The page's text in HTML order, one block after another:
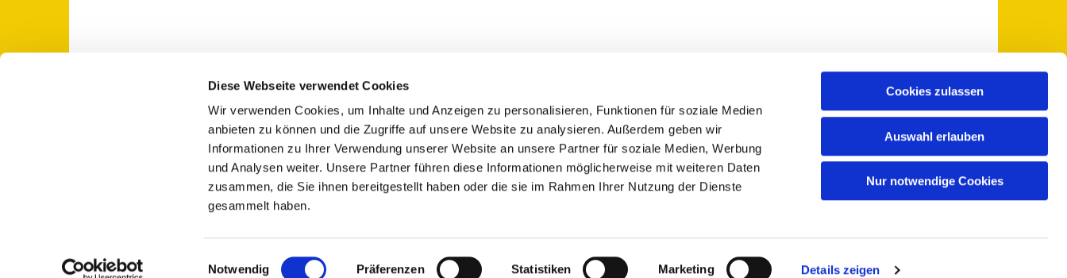
Diese Webseite verwendet Cookies
Wir verwenden Cookies, um Inhalte und Anzeigen zu personalisieren, Funktionen für soziale Medien
anbieten zu können und die Zugriffe auf unsere Website zu analysieren. Außerdem geben wir
Informationen zu Ihrer Verwendung unserer Website an unsere Partner für soziale Medien, Werbung
und Analysen weiter. Unsere Partner führen diese Informationen möglicherweise mit weiteren Daten
zusammen, die Sie ihnen bereitgestellt haben oder die sie im Rahmen Ihrer Nutzung der Dienste
gesammelt haben.
Notwendig Präferenzen Statistiken Marketing Details zeigen
Cookies zulassen
Auswahl erlauben
Nur notwendige Cookies
St. Otto: Katholische Kirche Usedom-Anklam-Greifswald · Bahnhofstr. 15, 17489 Greifswald+49 3834 5735-0
pfarramt@sankt-otto.de
Kontaktinformationen
Impressum
Hinweisgebersystem